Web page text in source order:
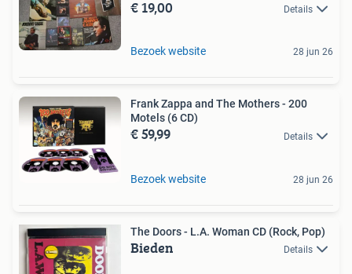
€ 19,00 Details
Bezoek website 28 jun 26
Frank Zappa and The Mothers - 200
Motels (6 CD)
€ 59,99 Details
Bezoek website 28 jun 26
The Doors - L.A. Woman CD (Rock, Pop)
Bieden Details